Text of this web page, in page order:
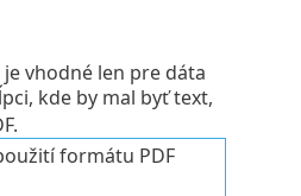
je vhodné len pre dáta
kde by mal byť text,
formátu PDF